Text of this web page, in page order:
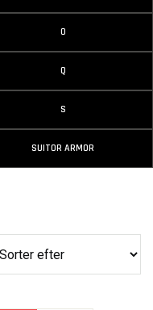
O
Q
S
SUITOR ARMOR